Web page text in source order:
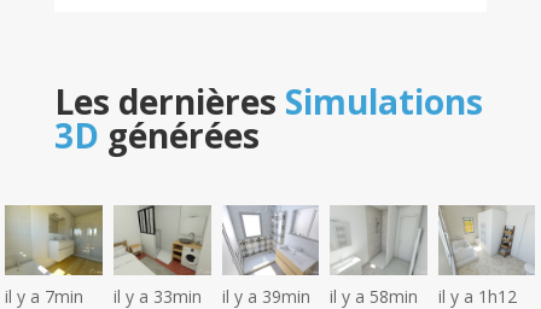
Les dernières Simulations
3D générées
il y a 7min il y a 33min il y a 39min il y a 58min il y a 1h12